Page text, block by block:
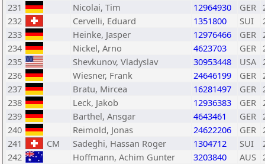
231
Nicolai, Tim 12964930 GER
232
Cervelli, Eduard 1351800 SUI
233
Heinke, Jasper 12976466 GER
234
Nickel, Arno 4623703 GER
235
Shevkunov, Vladyslav 30953448 USA
236
Wiesner, Frank 24646199 GER
237
Bratu, Mircea 16281497 GER
238
Leck, Jakob 12936383 GER
239
Barthel, Ansgar 4643461 GER
240
Reimold, Jonas 24622206 GER
241
CM Sadeghi, Hassan Roger 1304712 SUI
242
Hoffmann, Achim Gunter 3203840 AUS